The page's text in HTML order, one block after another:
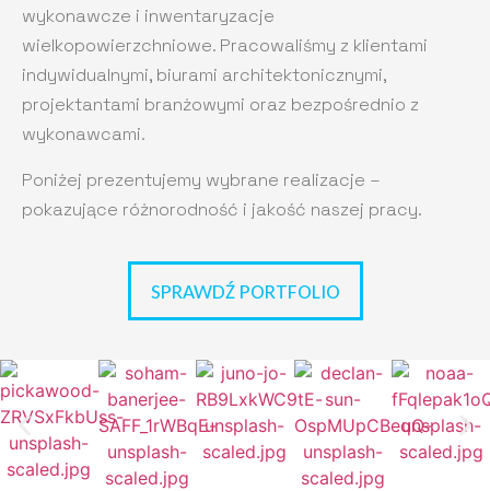
wykonawcze i inwentaryzacje
wielkopowierzchniowe. Pracowaliśmy z klientami
indywidualnymi, biurami architektonicznymi,
projektantami branżowymi oraz bezpośrednio z
wykonawcami.
Poniżej prezentujemy wybrane realizacje –
pokazujące różnorodność i jakość naszej pracy.
SPRAWDŹ PORTFOLIO